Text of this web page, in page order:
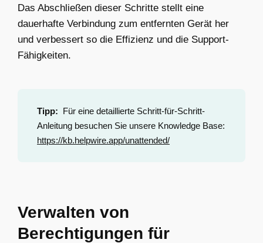
Das Abschließen dieser Schritte stellt eine
dauerhafte Verbindung zum entfernten Gerät her
und verbessert so die Effizienz und die Support-
Fähigkeiten.
Tipp: Für eine detaillierte Schritt-für-Schritt-
Anleitung besuchen Sie unsere Knowledge Base:
https://kb.helpwire.app/unattended/
Verwalten von
Berechtigungen für